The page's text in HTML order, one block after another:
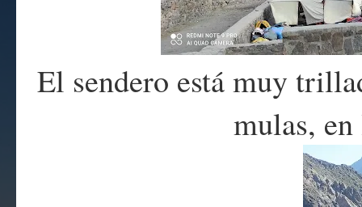
El sendero está muy
mulas,